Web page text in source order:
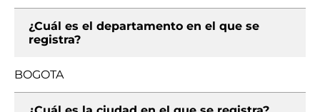
¿Cuál es el departamento en el que se
registra?
BOGOTA